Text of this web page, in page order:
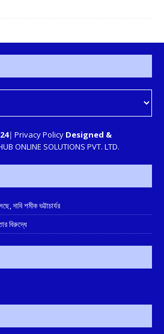
| Privacy Policy Designed &
ONLINE SOLUTIONS PVT. LTD.
দাবি শমীক ভট্টাচার্যর
বিরুদ্ধে